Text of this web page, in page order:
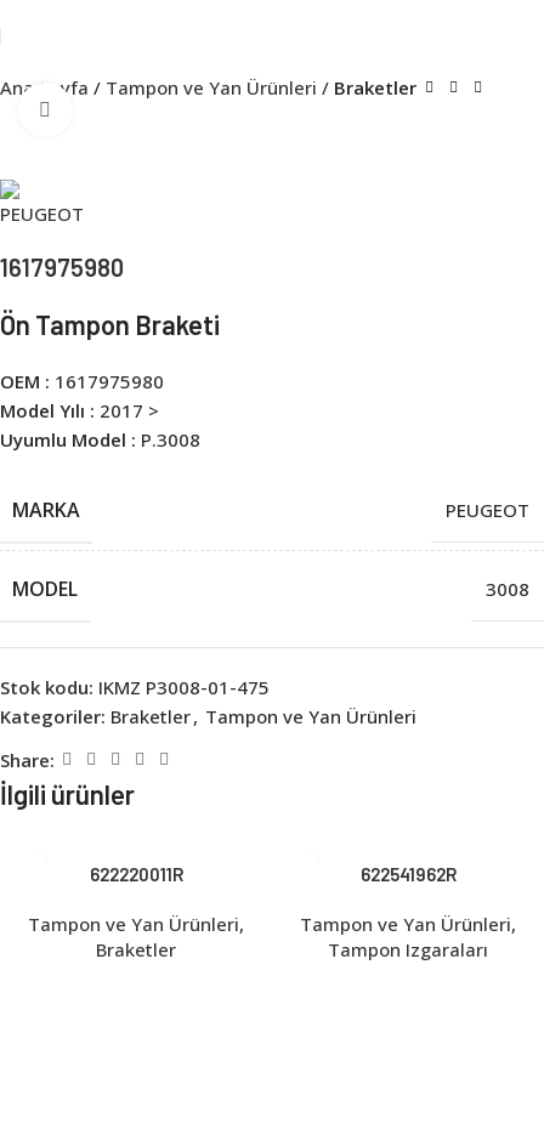
Ana Sayfa Tampon ve Yan Ürünleri Braketler
1617975980
Ön Tampon Braketi
OEM : 1617975980
Model Yılı : 2017 >
Uyumlu Model : P.3008
MARKA PEUGEOT
MODEL 3008
Stok kodu: IKMZ P3008-01-475
Kategoriler: Braketler, Tampon ve Yan Ürünleri
Share:
İlgili ürünler
622220011R
Tampon ve Yan Ürünleri,
Braketler
622541962R
Tampon ve Yan Ürünleri,
Tampon Izgaraları